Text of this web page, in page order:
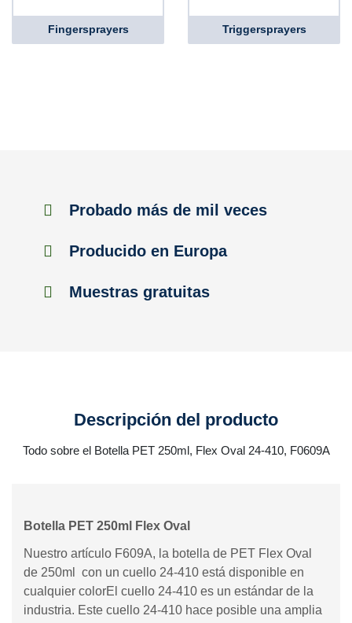
Fingersprayers Triggersprayers
Probado más de mil veces
Producido en Europa
Muestras gratuitas
Descripción del producto
Todo sobre el Botella PET 250ml, Flex Oval 24-410, F0609A
Botella PET 250ml Flex Oval
Nuestro artículo F609A, la botella de PET Flex Oval
de 250ml con un cuello 24-410 está disponible en
cualquier colorEl cuello 24-410 es un estándar de la
industria. Este cuello 24-410 hace posible una amplia